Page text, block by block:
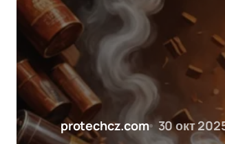
protechcz.com 30 окт